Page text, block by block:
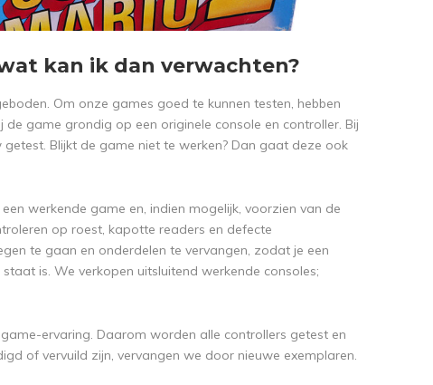
kan ik dan verwachten?
Om onze games goed te kunnen testen, hebben
game grondig op een originele console en controller. Bij
Blijkt de game niet te werken? Dan gaat deze ook
werkende game en, indien mogelijk, voorzien van de
op roest, kapotte readers en defecte
te gaan en onderdelen te vervangen, zodat je een
is. We verkopen uitsluitend werkende consoles;
ervaring. Daarom worden alle controllers getest en
of vervuild zijn, vervangen we door nieuwe exemplaren.